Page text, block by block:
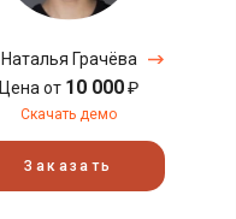
Наталья Грачёва
Цена от 10 000₽
Скачать демо
Заказать